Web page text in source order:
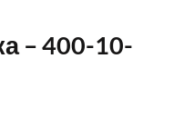
– 400-10-